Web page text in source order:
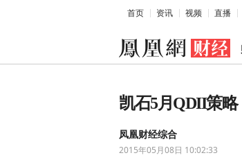
首页 资讯 视频 直播
凯石5月QDII策
凤凰财经综合
2015年05月08日 10:02:33